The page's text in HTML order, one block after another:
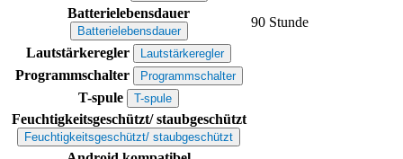
Batterielebensdauer
Batterielebensdauer
90 Stunde
Lautstärkeregler
Lautstärkeregler
Programmschalter Programmschalter
T-spule T-spule
Feuchtigkeitsgeschützt/ staubgeschützt
Feuchtigkeitsgeschützt/ staubgeschützt